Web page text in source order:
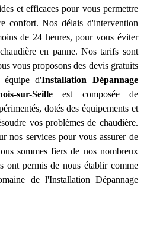
et efficaces pour vous permettre
confort. Nos délais d'intervention
de 24 heures, pour vous éviter
en panne. Nos tarifs sont
vous proposons des devis gratuits
équipe d'Installation Dépannage
sur-Seille est composée de
dotés des équipements et
vos problèmes de chaudière.
nos services pour vous assurer de
sommes fiers de nos nombreux
ont permis de nous établir comme
de l'Installation Dépannage